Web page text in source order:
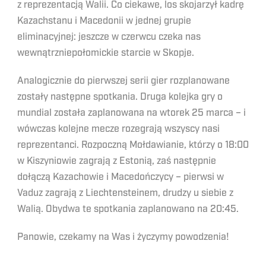
z reprezentacją Walii. Co ciekawe, los skojarzył kadrę
Kazachstanu i Macedonii w jednej grupie
eliminacyjnej: jeszcze w czerwcu czeka nas
wewnątrzniepołomickie starcie w Skopje.
Analogicznie do pierwszej serii gier rozplanowane
zostały następne spotkania. Druga kolejka gry o
mundial została zaplanowana na wtorek 25 marca – i
wówczas kolejne mecze rozegrają wszyscy nasi
reprezentanci. Rozpoczną Mołdawianie, którzy o 18:00
w Kiszyniowie zagrają z Estonią, zaś następnie
dołączą Kazachowie i Macedończycy – pierwsi w
Vaduz zagrają z Liechtensteinem, drudzy u siebie z
Walią. Obydwa te spotkania zaplanowano na 20:45.
Panowie, czekamy na Was i życzymy powodzenia!